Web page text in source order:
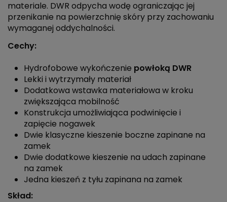
materiale. DWR odpycha wodę ograniczając jej
przenikanie na powierzchnię skóry przy zachowaniu
wymaganej oddychalności.
Cechy:
Hydrofobowe wykończenie powłoką DWR
Lekki i wytrzymały materiał
Dodatkowa wstawka materiałowa w kroku
zwiększająca mobilność
Konstrukcja umożliwiająca podwinięcie i
zapięcie nogawek
Dwie klasyczne kieszenie boczne zapinane na
zamek
Dwie dodatkowe kieszenie na udach zapinane
na zamek
Jedna kieszeń z tyłu zapinana na zamek
Skład: